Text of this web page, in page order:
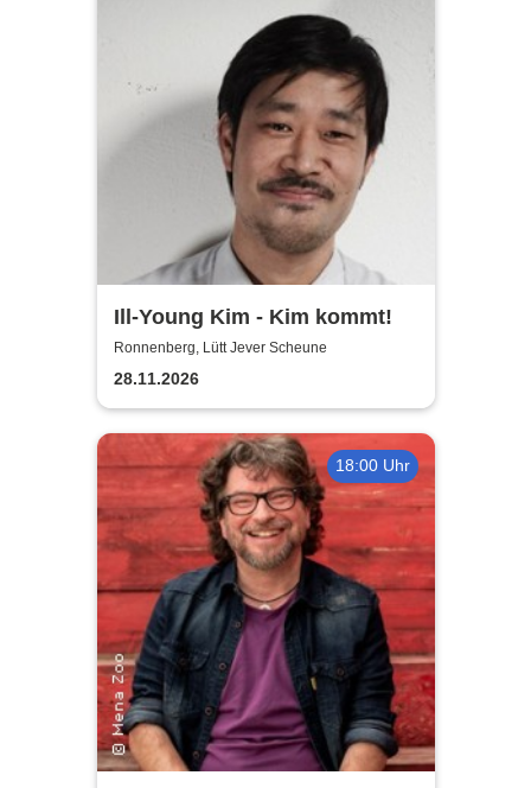
Ill-Young Kim - Kim kommt!
Ronnenberg, Lütt Jever Scheune
28.11.2026
18:00 Uhr